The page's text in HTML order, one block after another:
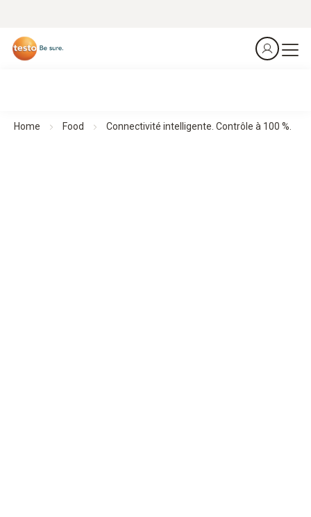
Home Food Connectivité intelligente. Contrôle à 100 %.